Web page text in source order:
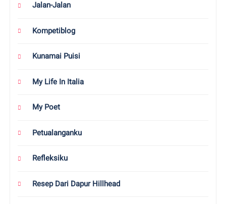
Jalan-Jalan
Kompetiblog
Kunamai Puisi
My Life In Italia
My Poet
Petualanganku
Refleksiku
Resep Dari Dapur Hillhead